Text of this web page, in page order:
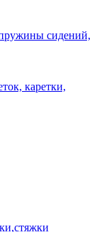
сидений,
каретки,